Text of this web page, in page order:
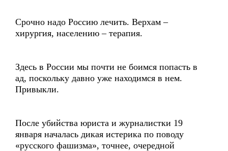
Срочно надо Россию лечить. Верхам –
хирургия, населению – терапия.
Здесь в России мы почти не боимся попасть в
ад, поскольку давно уже находимся в нем.
Привыкли.
После убийства юриста и журналистки 19
января началась дикая истерика по поводу
«русского фашизма», точнее, очередной